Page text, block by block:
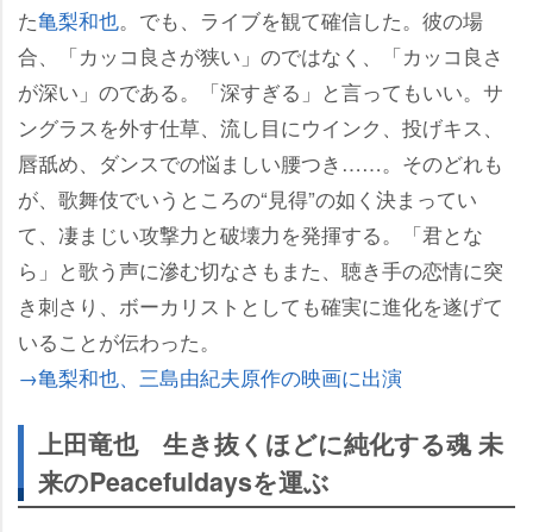
た亀梨和也。でも、ライブを観て確信した。彼の場
合、「カッコ良さが狭い」のではなく、「カッコ良さ
が深い」のである。「深すぎる」と言ってもいい。サ
ングラスを外す仕草、流し目にウインク、投げキス、
唇舐め、ダンスでの悩ましい腰つき……。そのどれも
が、歌舞伎でいうところの“見得”の如く決まってい
て、凄まじい攻撃力と破壊力を発揮する。「君とな
ら」と歌う声に滲む切なさもまた、聴き手の恋情に突
き刺さり、ボーカリストとしても確実に進化を遂げて
いることが伝わった。
→亀梨和也、三島由紀夫原作の映画に出演
上田竜也 生き抜くほどに純化する魂 未
来のPeacefuldaysを運ぶ